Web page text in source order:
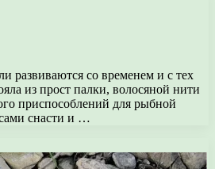
развиваются со временем и с тех
из прост палки, волосяной нити
приспособлений для рыбной
снасти и …